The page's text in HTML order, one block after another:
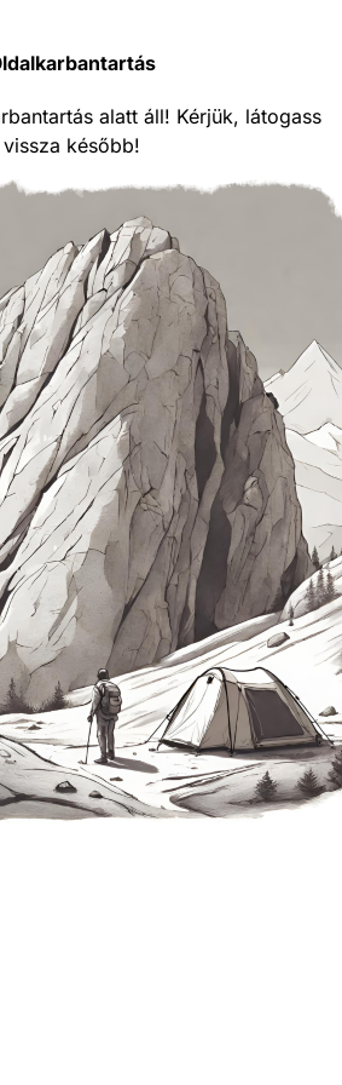
alatt áll! Kérjük, látogass
vissza később!